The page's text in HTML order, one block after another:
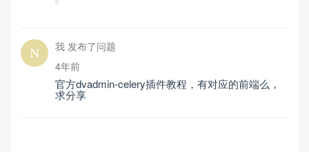
我 发布了问题
4年前
官方dvadmin-celery插件教程，有对应的前端么，
求分享